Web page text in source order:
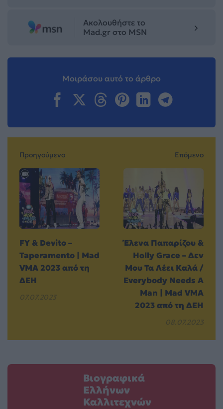
Ακολουθήστε το
Mad.gr στο MSN
Μοιράσου αυτό το άρθρο
Προηγούμενο
FY & Devito –
Taperamento | Mad
VMA 2023 από τη
ΔΕΗ
07.07.2023
Επόμενο
Έλενα Παπαρίζου &
Holly Grace – Δεν
Μου Τα Λέει Καλά /
Everybody Needs A
Man | Mad VMA
2023 από τη ΔΕΗ
08.07.2023
Βιογραφικά
Ελλήνων
Καλλιτεχνών